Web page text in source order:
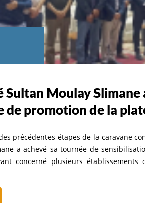
Sultan Moulay
de promotion de la
précédentes étapes de la caravane
a achevé sa tournée de
concerné plusieurs
de Khouribga (ENSAK) le lundi 20
mardi 21 avril 2026, ainsi que l’École